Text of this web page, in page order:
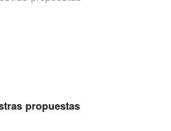
propuestas